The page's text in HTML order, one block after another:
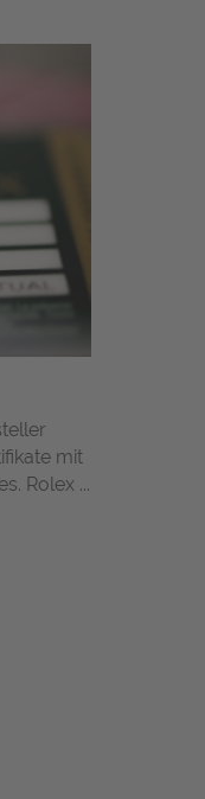
mit
Rolex ...